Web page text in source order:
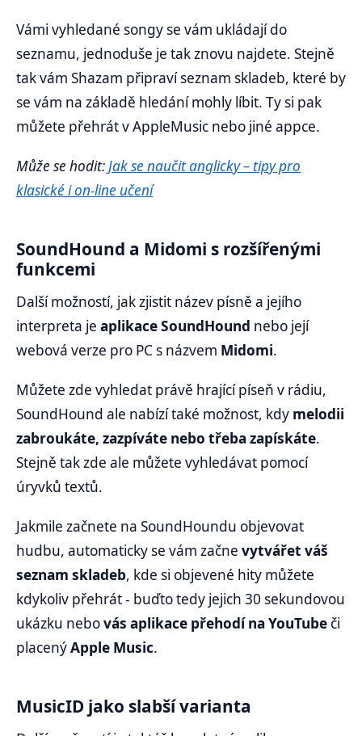
Vámi vyhledané songy se vám ukládají do
seznamu, jednoduše je tak znovu najdete. Stejně
tak vám Shazam připraví seznam skladeb, které by
se vám na základě hledání mohly líbit. Ty si pak
můžete přehrát v AppleMusic nebo jiné appce.
Může se hodit:Jak se naučit anglicky – tipy pro
klasické i on-line učení
SoundHound a Midomi s rozšířenými
funkcemi
Další možností, jak zjistit název písně a jejího
interpreta je aplikace SoundHound nebo její
webová verze pro PC s názvem Midomi.
Můžete zde vyhledat právě hrající píseň v rádiu,
SoundHound ale nabízí také možnost, kdy melodii
zabroukáte, zazpíváte nebo třeba zapískáte.
Stejně tak zde ale můžete vyhledávat pomocí
úryvků textů.
Jakmile začnete na SoundHoundu objevovat
hudbu, automaticky se vám začne vytvářet váš
seznam skladeb, kde si objevené hity můžete
kdykoliv přehrát - buďto tedy jejich 30 sekundovou
ukázku nebovás aplikace přehodí na YouTube či
placenýApple Music.
MusicID jako slabší varianta